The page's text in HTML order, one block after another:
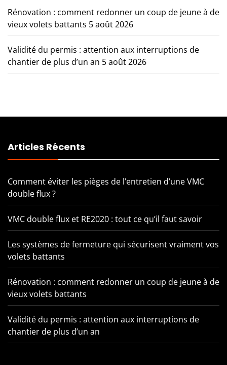
Rénovation : comment redonner un coup de jeune à de
vieux volets battants 5 août 2026
Validité du permis : attention aux interruptions de
chantier de plus d’un an 5 août 2026
Articles Récents
Comment éviter les pièges de l’entretien d’une VMC
double flux ?
VMC double flux et RE2020 : tout ce qu’il faut savoir
Les systèmes de fermeture qui sécurisent vraiment vos
volets battants
Rénovation : comment redonner un coup de jeune à de
vieux volets battants
Validité du permis : attention aux interruptions de
chantier de plus d’un an